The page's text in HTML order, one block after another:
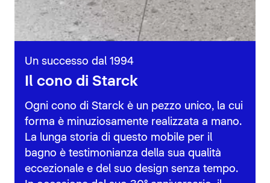
Un successo dal 1994
Il cono di Starck
Ogni cono di Starck è un pezzo unico, la cui
forma è minuziosamente realizzata a mano.
La lunga storia di questo mobile per il
bagno è testimonianza della sua qualità
eccezionale e del suo design senza tempo.